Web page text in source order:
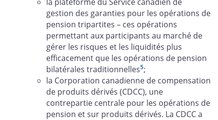
gestion des garanties pour les opérations de
pension tripartites – ces opérations
permettant aux participants au marché de
gérer les risques et les liquidités plus
efficacement que les opérations de pension
bilatérales traditionnelles5;
la Corporation canadienne de compensation
de produits dérivés (CDCC), une
contrepartie centrale pour les opérations de
pension et sur produits dérivés. La CDCC a